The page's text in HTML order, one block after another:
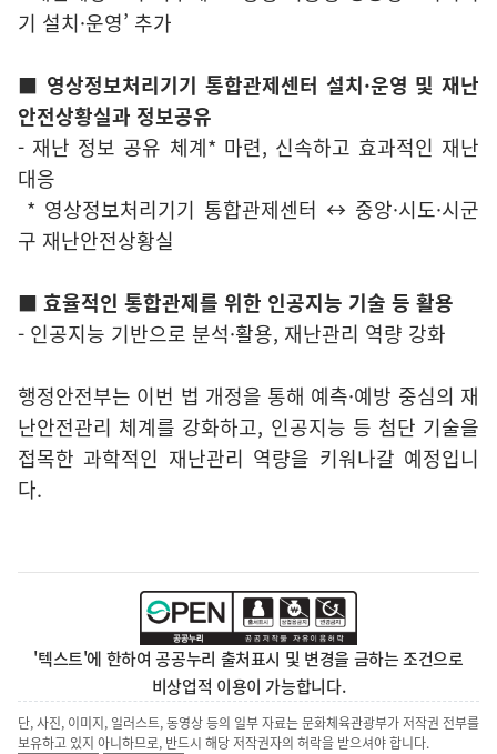
기 설치·운영’ 추가
■ 영상정보처리기기 통합관제센터 설치·운영 및 재난
안전상황실과 정보공유
- 재난 정보 공유 체계* 마련, 신속하고 효과적인 재난
대응
* 영상정보처리기기 통합관제센터 ↔ 중앙·시도·시군
구 재난안전상황실
■ 효율적인 통합관제를 위한 인공지능 기술 등 활용
- 인공지능 기반으로 분석·활용, 재난관리 역량 강화
행정안전부는 이번 법 개정을 통해 예측·예방 중심의 재
난안전관리 체계를 강화하고, 인공지능 등 첨단 기술을
접목한 과학적인 재난관리 역량을 키워나갈 예정입니
다.
'텍스트'에 한하여 공공누리 출처표시 및 변경을 금하는 조건으로
비상업적 이용이 가능합니다.
단, 사진, 이미지, 일러스트, 동영상 등의 일부 자료는 문화체육관광부가 저작권 전부를
보유하고 있지 아니하므로, 반드시 해당 저작권자의 허락을 받으셔야 합니다.